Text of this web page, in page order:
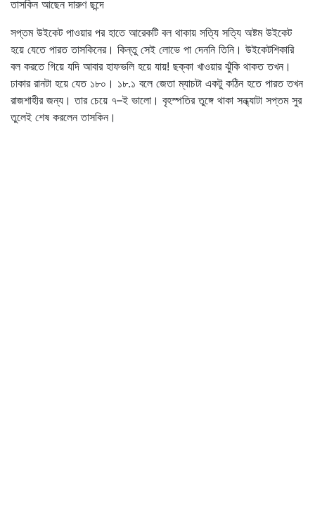
তাসকিন আছেন দারুণ ছন্দে
সপ্তম উইকেট পাওয়ার পর হাতে আরেকটি বল থাকায় সত্যি সত্যি অষ্টম উইকেট
হয়ে যেতে পারত তাসকিনের। কিন্তু সেই লোভে পা দেননি তিনি। উইকেটশিকারি
বল করতে গিয়ে যদি আবার হাফভলি হয়ে যায়! ছক্কা খাওয়ার ঝুঁকি থাকত তখন।
ঢাকার রানটা হয়ে যেত ১৮০। ১৮.১ বলে জেতা ম্যাচটা একটু কঠিন হতে পারত তখন
রাজশাহীর জন্য। তার চেয়ে ৭–ই ভালো। বৃহস্পতির তুঙ্গে থাকা সন্ধ্যাটা সপ্তম সুর
তুলেই শেষ করলেন তাসকিন।